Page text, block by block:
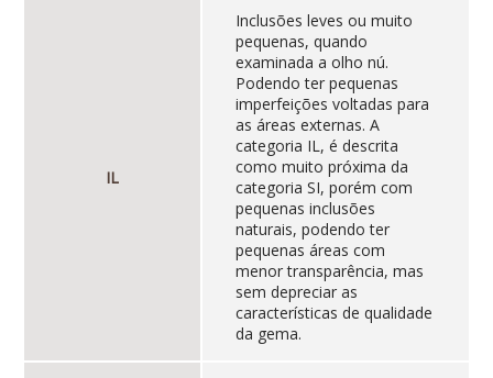
IL
Inclusões leves ou muito
pequenas, quando
examinada a olho nú.
Podendo ter pequenas
imperfeições voltadas para
as áreas externas. A
categoria IL, é descrita
como muito próxima da
categoria SI, porém com
pequenas inclusões
naturais, podendo ter
pequenas áreas com
menor transparência, mas
sem depreciar as
características de qualidade
da gema.